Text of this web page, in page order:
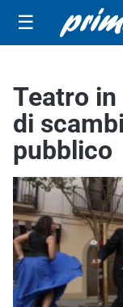
☰
Teatro
di
pubblico